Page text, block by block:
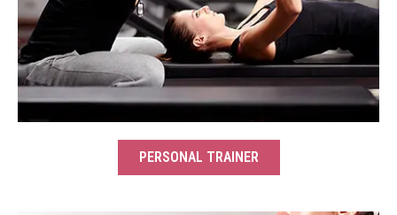
PERSONAL TRAINER